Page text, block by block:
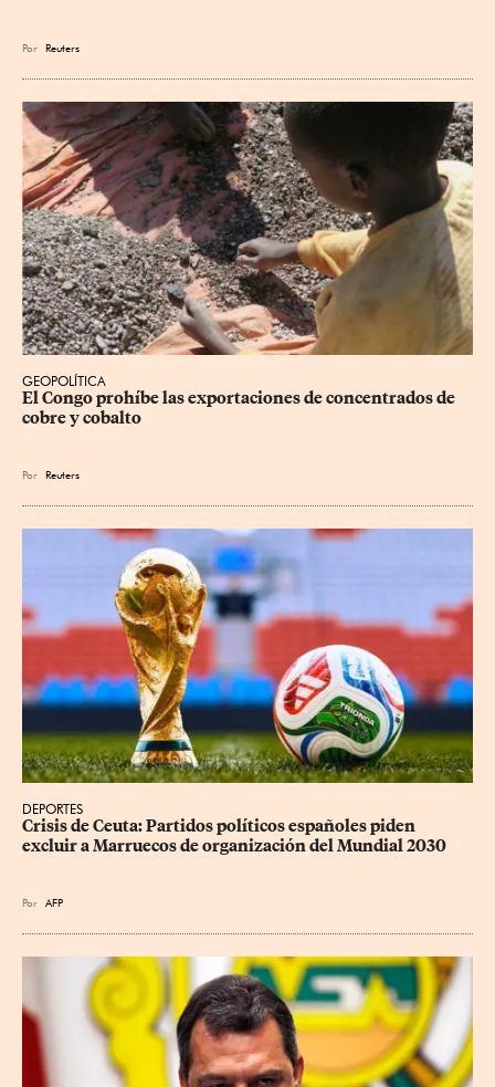
Por Reuters
GEOPOLÍTICA
El Congo prohíbe las exportaciones de concentrados de
cobre y cobalto
Por Reuters
DEPORTES
Crisis de Ceuta: Partidos políticos españoles piden
excluir a Marruecos de organización del Mundial 2030
Por AFP